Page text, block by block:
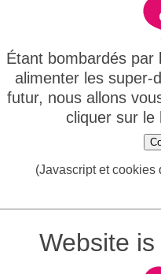
Étant bombardés par
alimenter les super-
futur, nous allons
cliquer sur le
(Javascript et cookies
Website